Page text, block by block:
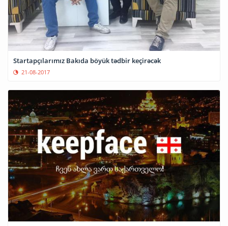
Startapçılarımız Bakıda böyük tədbir keçirəcək
21-08-2017